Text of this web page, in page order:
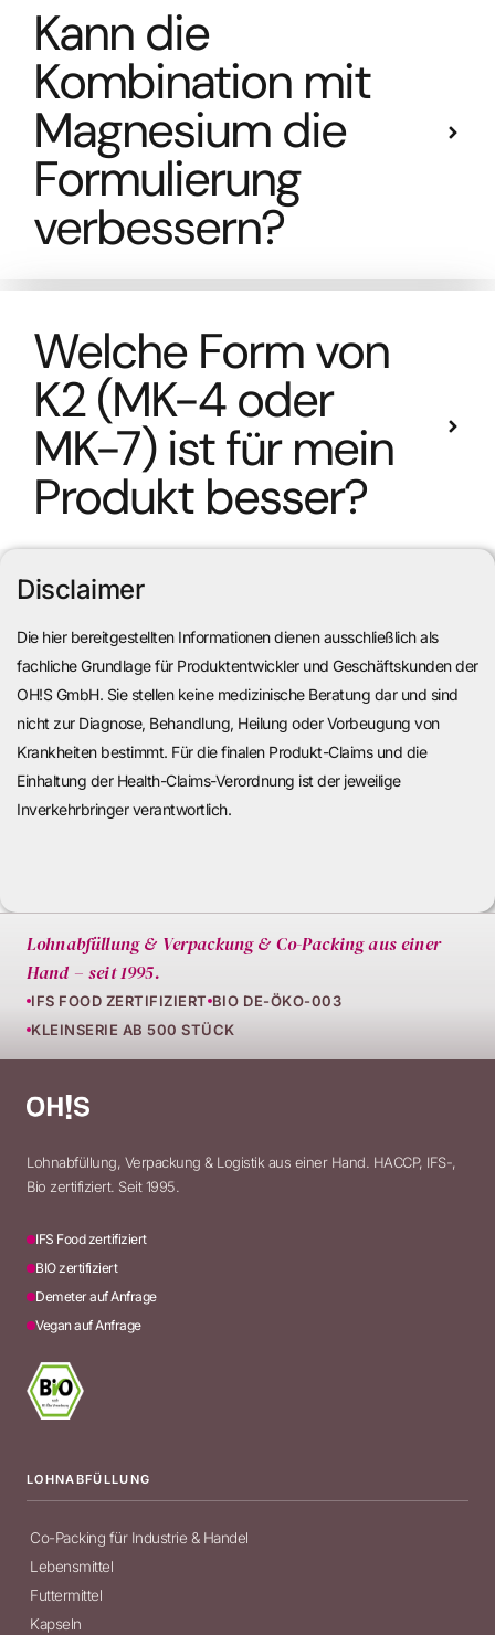
Kann die
Kombination mit
Magnesium die
Formulierung
verbessern?
Welche Form von
K2 (MK-4 oder
MK-7) ist für mein
Produkt besser?
Disclaimer
Die hier bereitgestellten Informationen dienen ausschließlich als
fachliche Grundlage für Produktentwickler und Geschäftskunden der
OH!S GmbH. Sie stellen keine medizinische Beratung dar und sind
nicht zur Diagnose, Behandlung, Heilung oder Vorbeugung von
Krankheiten bestimmt. Für die finalen Produkt-Claims und die
Einhaltung der Health-Claims-Verordnung ist der jeweilige
Inverkehrbringer verantwortlich.
Lohnabfüllung & Verpackung & Co-Packing aus einer
Hand – seit 1995.
IFS FOOD ZERTIFIZIERT BIO DE-ÖKO-003
KLEINSERIE AB 500 STÜCK
Lohnabfüllung, Verpackung & Logistik aus einer Hand. HACCP, IFS-,
Bio zertifiziert. Seit 1995.
IFS Food zertifiziert
BIO zertifiziert
Demeter auf Anfrage
Vegan auf Anfrage
LOHNABFÜLLUNG
Co-Packing für Industrie & Handel
Lebensmittel
Futtermittel
Kapseln